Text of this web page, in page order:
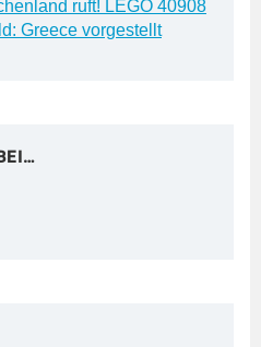
ruft! LEGO 40908
Greece vorgestellt